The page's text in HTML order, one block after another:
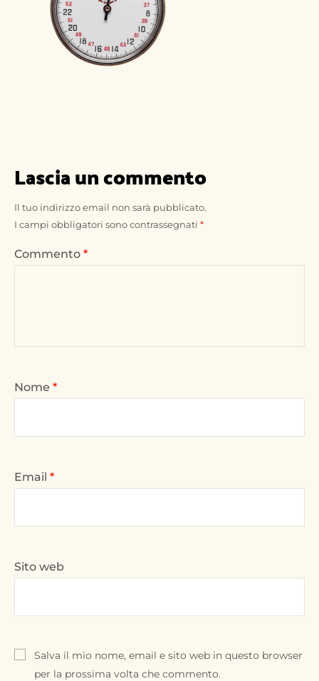
Lascia un commento
Il tuo indirizzo email non sarà pubblicato.
I campi obbligatori sono contrassegnati *
Commento *
Nome *
Email *
Sito web
Salva il mio nome, email e sito web in questo browser
per la prossima volta che commento.